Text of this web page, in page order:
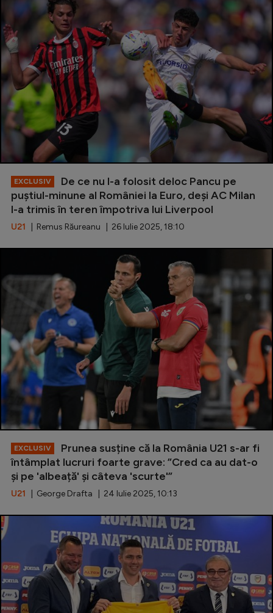
EXCLUSIV
De ce nu l-a folosit deloc Pancu pe
puștiul-minune al României la Euro, deși AC Milan
l-a trimis în teren împotriva lui Liverpool
U21 | Remus Răureanu | 26 Iulie 2025, 18:10
EXCLUSIV
Prunea susține că la România U21 s-ar fi
întâmplat lucruri foarte grave: ”Cred ca au dat-o
și pe 'albeață' și câteva 'scurte'”
U21 | George Drafta | 24 Iulie 2025, 10:13